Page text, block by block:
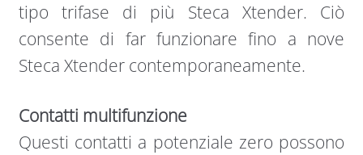
tipo trifase di più Steca Xtender. Ciò
consente di far funzionare fino a nove
Steca Xtender contemporaneamente.
Contatti multifunzione
Questi contatti a potenziale zero possono